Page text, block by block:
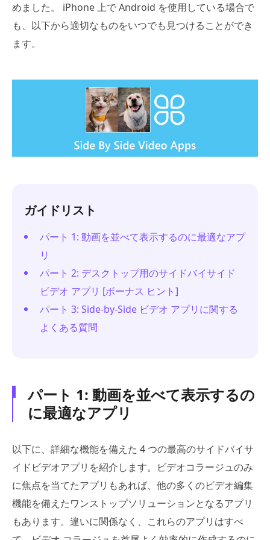
めました。 iPhone 上で Android を使用している場合で
も、以下から適切なものをいつでも見つけることができ
ます。
ガイドリスト
パート 1: 動画を並べて表示するのに最適なアプ
リ
パート 2: デスクトップ用のサイドバイサイド
ビデオ アプリ [ボーナス ヒント]
パート 3: Side-by-Side ビデオ アプリに関する
よくある質問
パート 1: 動画を並べて表示するの
に最適なアプリ
以下に、詳細な機能を備えた 4 つの最高のサイドバイサ
イドビデオアプリを紹介します。ビデオコラージュのみ
に焦点を当てたアプリもあれば、他の多くのビデオ編集
機能を備えたワンストップソリューションとなるアプリ
もあります。違いに関係なく、これらのアプリはすべ